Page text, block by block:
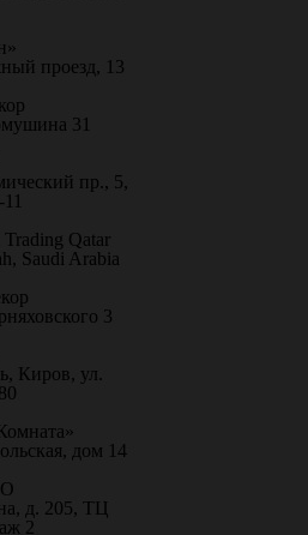
проезд, 13
31
пр., 5,
Qatar
Saudi Arabia
3
Киров, ул.
дом 14
д. 205, ТЦ
2